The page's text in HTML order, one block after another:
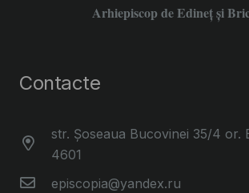
Arhiepiscop de Edineţ şi
Contacte
str. Șoseaua Bucovinei 35/4 or.
4601
episcopia@yandex.ru